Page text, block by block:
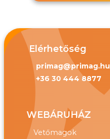
Elérhetőség
primag@primag.hu
+36 30 444 8877
WEBÁRUHÁZ
Vetőmagok